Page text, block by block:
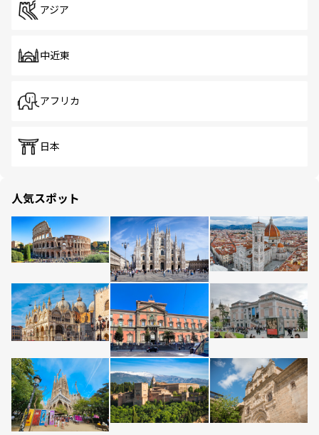
アジア
中近東
アフリカ
日本
人気スポット